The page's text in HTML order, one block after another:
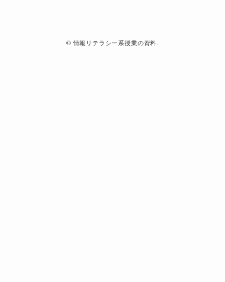
© 情報リテラシー系授業の資料.